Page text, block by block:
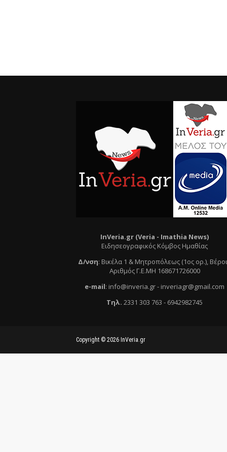
InVeria.gr (Veria - Ιmathia News)
Ειδησεογραφικός Κόμβος Ημαθίας
Δ/νση: Βικέλα 1 & Μητροπόλεως (1ος ορ.),
Αριθμός Γ.Ε.ΜΗ 168671726000
e-mail: info@inveria.gr- inveriagr@gmail.com
Τηλ. 2331 303 763 - 6942982745
Copyright © 2026 InVeria.gr